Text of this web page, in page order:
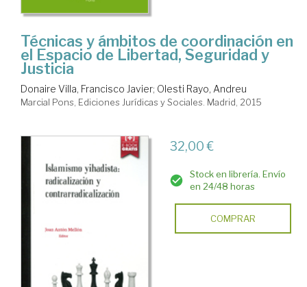
Técnicas y ámbitos de coordinación en
el Espacio de Libertad, Seguridad y
Justicia
Donaire Villa, Francisco Javier; Olesti Rayo, Andreu
Marcial Pons, Ediciones Jurídicas y Sociales. Madrid, 2015
32,00 €
Stock en librería. Envío
en 24/48 horas
COMPRAR